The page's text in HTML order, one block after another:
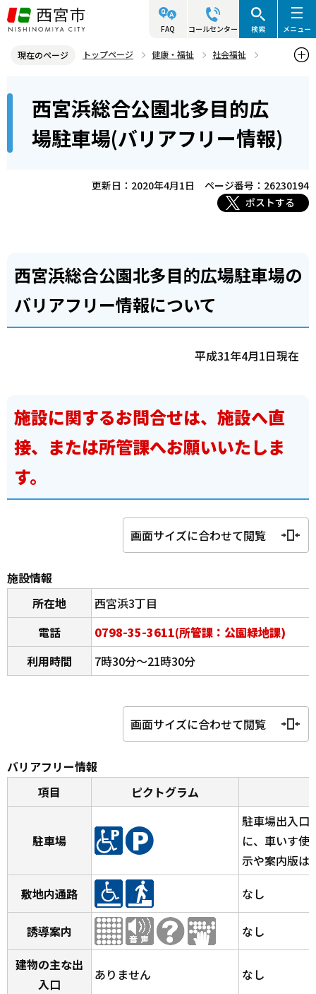
こ
の
ジ
頭
FAQ コールセンター 検索 メニュー
現在のページ トップページ 健康・福祉
社会福祉
西宮浜総合公園北多目的広場駐車場(バリアフリー情報)
西宮浜総合公園北多目的広
場駐車場(バリアフリー情報)
更新日：2020年4月1日
ページ番号：26230194
ポストする
西宮浜総合公園北多目的広場駐車場の
バリアフリー情報について
平成31年4月1日現在
施設に関するお問合せは、施設へ直
接、または所管課へお願いいたしま
す。
画面サイズに合わせて閲覧
施設情報
所在地
西宮浜3丁目
電話
0798-35-3611(所管課：公園緑地課)
利用時間
7時30分～21時30分
画面サイズに合わせて閲覧
バリアフリー情報
項目
ピクトグラム
駐車場
駐車場出入口
に、車いす使
示や案内版は
敷地内通路
なし
誘導案内
なし
建物の主な出
入口
ありません なし